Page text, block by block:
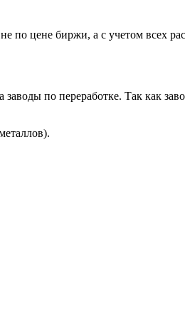
по цене биржи, а с учетом всех
по переработке. Так как